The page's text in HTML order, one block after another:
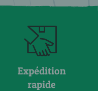
Expédition
rapide